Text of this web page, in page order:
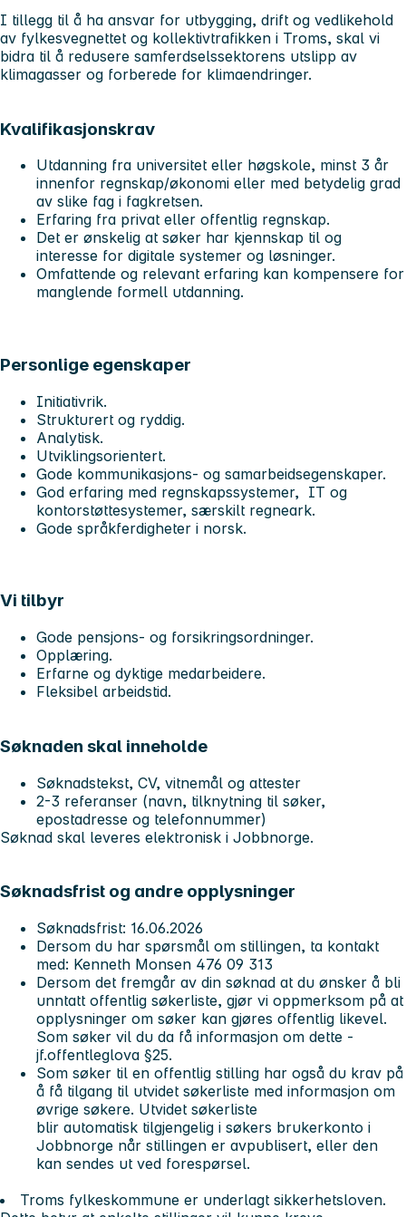
I tillegg til å ha ansvar for utbygging, drift og vedlikehold
av fylkesvegnettet og kollektivtrafikken i Troms, skal vi
bidra til å redusere samferdselssektorens utslipp av
klimagasser og forberede for klimaendringer.
Kvalifikasjonskrav
Utdanning fra universitet eller høgskole, minst 3 år
innenfor regnskap/økonomi eller med betydelig grad
av slike fag i fagkretsen.
Erfaring fra privat eller offentlig regnskap.
Det er ønskelig at søker har kjennskap til og
interesse for digitale systemer og løsninger.
Omfattende og relevant erfaring kan kompensere for
manglende formell utdanning.
Personlige egenskaper
Initiativrik.
Strukturert og ryddig.
Analytisk.
Utviklingsorientert.
Gode kommunikasjons- og samarbeidsegenskaper.
God erfaring med regnskapssystemer, IT og
kontorstøttesystemer, særskilt regneark.
Gode språkferdigheter i norsk.
Vi tilbyr
Gode pensjons- og forsikringsordninger.
Opplæring.
Erfarne og dyktige medarbeidere.
Fleksibel arbeidstid.
Søknaden skal inneholde
Søknadstekst, CV, vitnemål og attester
2-3 referanser (navn, tilknytning til søker,
epostadresse og telefonnummer)
Søknad skal leveres elektronisk i Jobbnorge.
Søknadsfrist og andre opplysninger
Søknadsfrist: 16.06.2026
Dersom du har spørsmål om stillingen, ta kontakt
med: Kenneth Monsen 476 09 313
Dersom det fremgår av din søknad at du ønsker å bli
unntatt offentlig søkerliste, gjør vi oppmerksom på at
opplysninger om søker kan gjøres offentlig likevel.
Som søker vil du da få informasjon om dette -
jf.offentleglova §25.
Som søker til en offentlig stilling har også du krav på
å få tilgang til utvidet søkerliste med informasjon om
øvrige søkere. Utvidet søkerliste
blir automatisk tilgjengelig i søkers brukerkonto i
Jobbnorge når stillingen er avpublisert, eller den
kan sendes ut ved forespørsel.
Troms fylkeskommune er underlagt sikkerhetsloven.